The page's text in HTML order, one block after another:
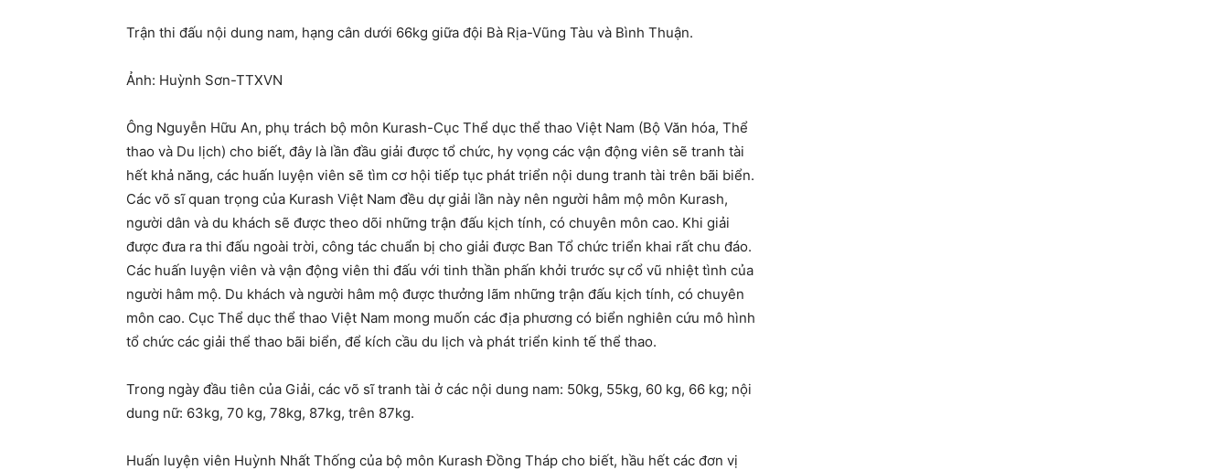
Trận thi đấu nội dung nam, hạng cân dưới 66kg giữa đội Bà Rịa-Vũng Tàu và Bình Thuận.
Ảnh: Huỳnh Sơn-TTXVN
Ông Nguyễn Hữu An, phụ trách bộ môn Kurash-Cục Thể dục thể thao Việt Nam (Bộ Văn hóa, Thể
thao và Du lịch) cho biết, đây là lần đầu giải được tổ chức, hy vọng các vận động viên sẽ tranh tài
hết khả năng, các huấn luyện viên sẽ tìm cơ hội tiếp tục phát triển nội dung tranh tài trên bãi biển.
Các võ sĩ quan trọng của Kurash Việt Nam đều dự giải lần này nên người hâm mộ môn Kurash,
người dân và du khách sẽ được theo dõi những trận đấu kịch tính, có chuyên môn cao. Khi giải
được đưa ra thi đấu ngoài trời, công tác chuẩn bị cho giải được Ban Tổ chức triển khai rất chu đáo.
Các huấn luyện viên và vận động viên thi đấu với tinh thần phấn khởi trước sự cổ vũ nhiệt tình của
người hâm mộ. Du khách và người hâm mộ được thưởng lãm những trận đấu kịch tính, có chuyên
môn cao. Cục Thể dục thể thao Việt Nam mong muốn các địa phương có biển nghiên cứu mô hình
tổ chức các giải thể thao bãi biển, để kích cầu du lịch và phát triển kinh tế thể thao.
Trong ngày đầu tiên của Giải, các võ sĩ tranh tài ở các nội dung nam: 50kg, 55kg, 60 kg, 66 kg; nội
dung nữ: 63kg, 70 kg, 78kg, 87kg, trên 87kg.
Huấn luyện viên Huỳnh Nhất Thống của bộ môn Kurash Đồng Tháp cho biết, hầu hết các đơn vị